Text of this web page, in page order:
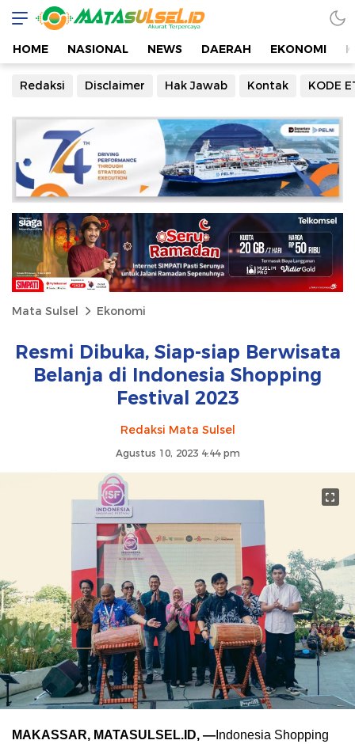
HOME NASIONAL NEWS DAERAH EKONOMI
Redaksi Disclaimer Hak Jawab Kontak KODE
Mata Sulsel Ekonomi
Resmi Dibuka, Siap-siap Berwisata
Belanja di Indonesia Shopping
Festival 2023
Redaksi Mata Sulsel
Agustus 10, 2023 4:44 pm
MAKASSAR, MATASULSEL.ID, — Indonesia Shopping